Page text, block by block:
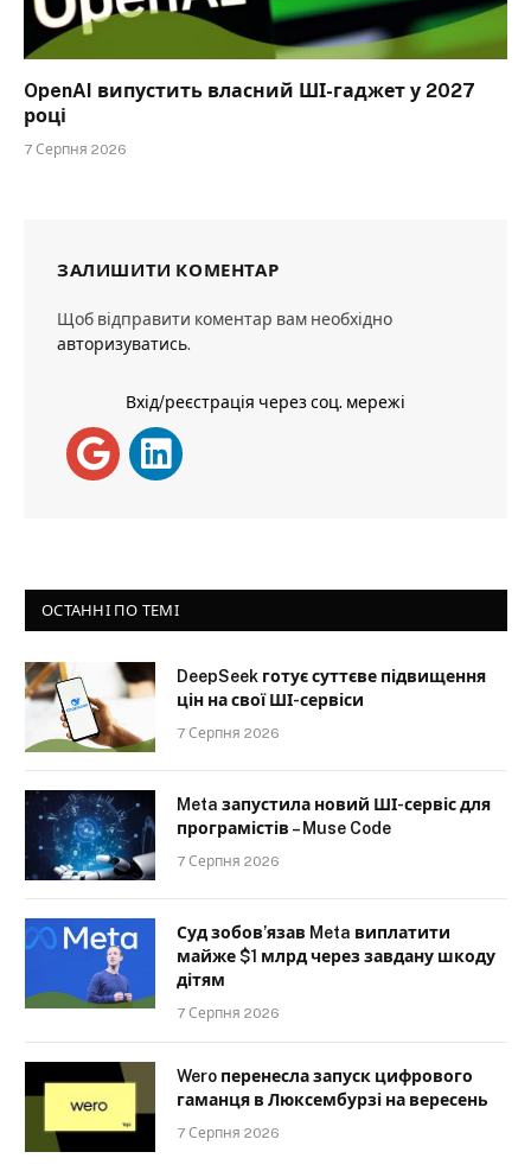
OpenAI випустить власний ШІ-гаджет у 2027
році
7 Серпня 2026
ЗАЛИШИТИ КОМЕНТАР
Щоб відправити коментар вам необхідно
авторизуватись.
Вхід/реєстрація через соц. мережі
ОСТАННІ ПО ТЕМІ
DeepSeek готує суттєве підвищення
цін на свої ШІ-сервіси
7 Серпня 2026
Meta запустила новий ШІ-сервіс для
програмістів – Muse Code
7 Серпня 2026
Суд зобов’язав Meta виплатити
майже $1 млрд через завдану шкоду
дітям
7 Серпня 2026
Wero перенесла запуск цифрового
гаманця в Люксембурзі на вересень
7 Серпня 2026